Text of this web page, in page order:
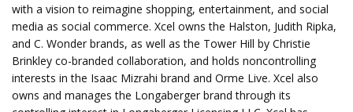
with a vision to reimagine shopping, entertainment, and social
media as social commerce. Xcel owns the Halston, Judith Ripka,
and C. Wonder brands, as well as the Tower Hill by Christie
Brinkley co-branded collaboration, and holds noncontrolling
interests in the Isaac Mizrahi brand and Orme Live. Xcel also
owns and manages the Longaberger brand through its